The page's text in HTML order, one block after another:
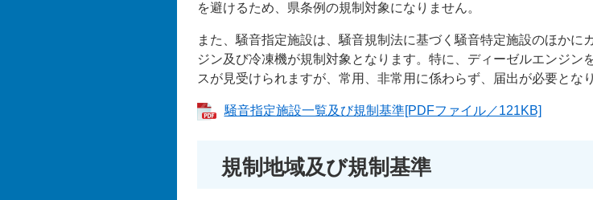
を避けるため、県条例の規制対象になりません。
また、騒音指定施設は、騒音規制法に基づく騒音特定施設のほかに
ジン及び冷凍機が規制対象となります。特に、ディーゼルエンジン
スが見受けられますが、常用、非常用に係わらず、届出が必要とな
騒音指定施設一覧及び規制基準[PDFファイル／121KB]
規制地域及び規制基準